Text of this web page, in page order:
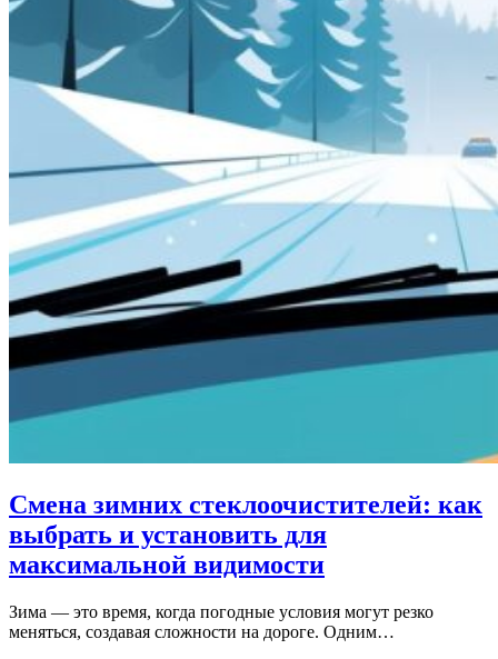
Смена зимних стеклоочистителей: как
выбрать и установить для
максимальной видимости
Зима — это время, когда погодные условия могут резко
меняться, создавая сложности на дороге. Одним…